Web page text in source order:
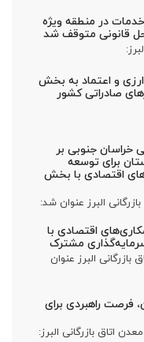
در منطقه ویژه
قانونی متوقف شد
و اعتماد به بخش
صادراتی کشور
خراسان جنوبی بر
برای توسعه
اقتصادی با بخش
البرز عنوان شد:
اقتصادی با
مشترک
البرز عنوان
فرصت راهبردی برای
اتاق بازرگانی البرز: